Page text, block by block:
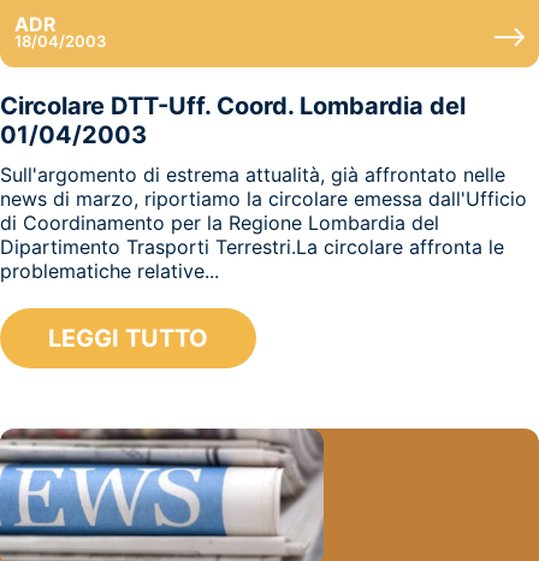
ADR
18/04/2003
Circolare DTT-Uff. Coord. Lombardia del
01/04/2003
Sull'argomento di estrema attualità, già affrontato nelle
news di marzo, riportiamo la circolare emessa dall'Ufficio
di Coordinamento per la Regione Lombardia del
Dipartimento Trasporti Terrestri.La circolare affronta le
problematiche relative...
LEGGI TUTTO